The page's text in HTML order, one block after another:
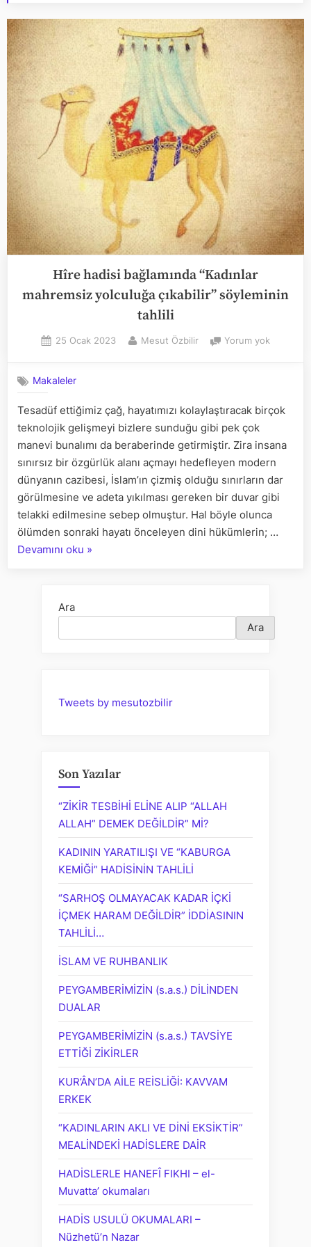
Hîre hadisi bağlamında “Kadınlar
mahremsiz yolculuğa çıkabilir” söyleminin
tahlili
Posted
25 Ocak 2023 By
Mesut Özbilir Yorum yok
yolculuğa
Makaleler
Tesadüf ettiğimiz çağ, hayatımızı kolaylaştıracak birçok
teknolojik gelişmeyi bizlere sunduğu gibi pek çok
manevi bunalımı da beraberinde getirmiştir. Zira insana
sınırsız bir özgürlük alanı açmayı hedefleyen modern
dünyanın cazibesi, İslam’ın çizmiş olduğu sınırların dar
görülmesine ve adeta yıkılması gereken bir duvar gibi
telakki edilmesine sebep olmuştur. Hal böyle olunca
ölümden sonraki hayatı önceleyen dini hükümlerin; …
Devamını oku “Hîre
mahremsiz
»
Ara
Ara
Tweets by mesutozbilir
Son Yazılar
“ZİKİR TESBİHİ ELİNE ALIP “ALLAH
ALLAH” DEMEK DEĞİLDİR” Mİ?
KADININ YARATILIŞI VE “KABURGA
KEMİĞİ” HADİSİNİN TAHLİLİ
“SARHOŞ OLMAYACAK KADAR İÇKİ
İÇMEK HARAM DEĞİLDİR” İDDİASININ
TAHLİLİ…
İSLAM VE RUHBANLIK
PEYGAMBERİMİZİN (s.a.s.) DİLİNDEN
DUALAR
PEYGAMBERİMİZİN (s.a.s.) TAVSİYE
ETTİĞİ ZİKİRLER
KUR’ÂN’DA AİLE REİSLİĞİ: KAVVAM
ERKEK
“KADINLARIN AKLI VE DİNİ EKSİKTİR”
MEALİNDEKİ HADİSLERE DAİR
HADİSLERLE HANEFÎ FIKHI – el-
Muvatta’ okumaları
HADİS USULÜ OKUMALARI –
Nüzhetü’n Nazar